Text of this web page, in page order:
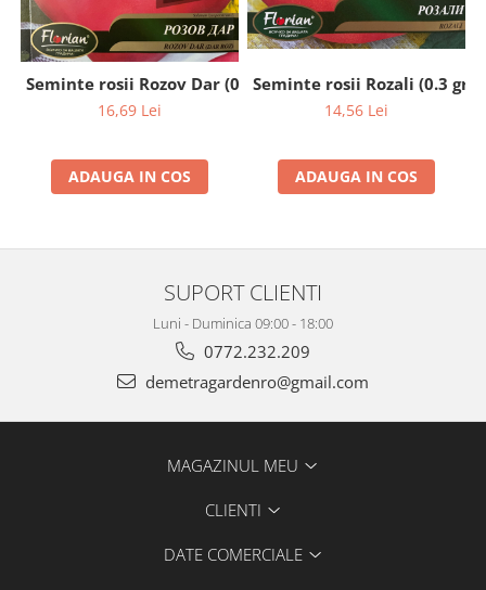
Seminte rosii Rozov Dar (0.2 gr)
16,69 Lei
ADAUGA IN COS
Seminte rosii Rozali (0.3 gr)
14,56 Lei
ADAUGA IN COS
SUPORT CLIENTI
Luni - Duminica 09:00 - 18:00
0772.232.209
demetragardenro@gmail.com
MAGAZINUL MEU
CLIENTI
DATE COMERCIALE